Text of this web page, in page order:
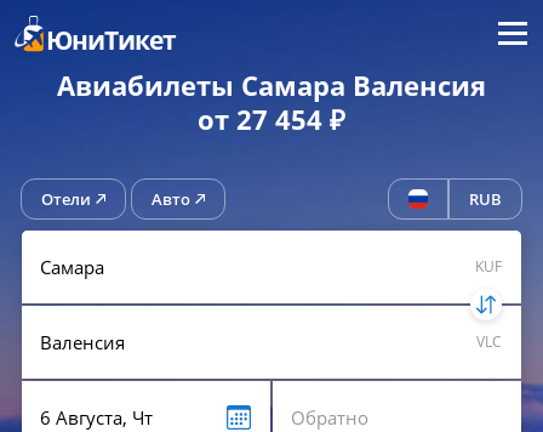
ЮниТикет Меню
Авиабилеты Самара Валенсия
от 27 454 ₽
Отели Авто RUB
KUF
VLC